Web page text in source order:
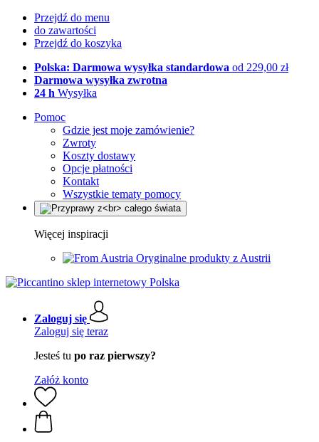
Przejdź do menu
do zawartości
Przejdź do koszyka
Polska: Darmowa wysyłka standardowa od 229,00 zł
Darmowa wysyłka zwrotna
24 h Wysyłka
Pomoc
Gdzie jest moje zamówienie?
Zwroty
Koszty dostawy
Opcje płatności
Kontakt
Wszystkie tematy pomocy
Więcej inspiracji
Oryginalne produkty z Austrii
Zaloguj się
Zaloguj się teraz
Jesteś tu po raz pierwszy?
Załóż konto